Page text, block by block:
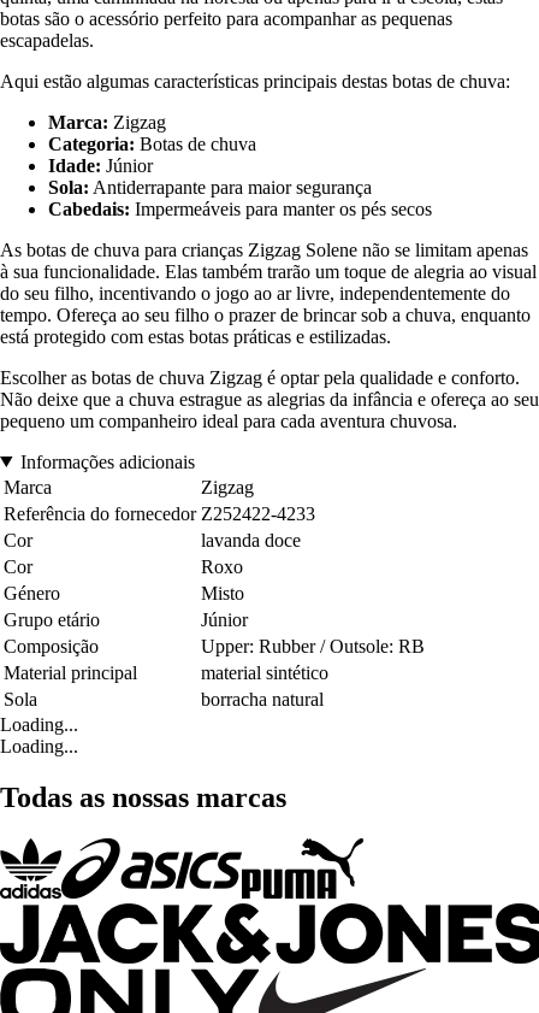
botas são o acessório perfeito para acompanhar as pequenas
escapadelas.
Aqui estão algumas características principais destas botas de chuva:
Marca: Zigzag
Categoria: Botas de chuva
Idade: Júnior
Sola: Antiderrapante para maior segurança
Cabedais: Impermeáveis para manter os pés secos
As botas de chuva para crianças Zigzag Solene não se limitam apenas
à sua funcionalidade. Elas também trarão um toque de alegria ao visual
do seu filho, incentivando o jogo ao ar livre, independentemente do
tempo. Ofereça ao seu filho o prazer de brincar sob a chuva, enquanto
está protegido com estas botas práticas e estilizadas.
Escolher as botas de chuva Zigzag é optar pela qualidade e conforto.
Não deixe que a chuva estrague as alegrias da infância e ofereça ao seu
pequeno um companheiro ideal para cada aventura chuvosa.
Informações adicionais
Marca
Zigzag
Referência do fornecedor Z252422-4233
Cor
lavanda doce
Cor
Roxo
Género
Misto
Grupo etário
Júnior
Composição
Upper: Rubber / Outsole: RB
Material principal
material sintético
Sola
borracha natural
Loading...
Loading...
Todas as nossas marcas